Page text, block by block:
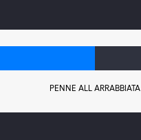
PENNE ALL ARRABBIATA